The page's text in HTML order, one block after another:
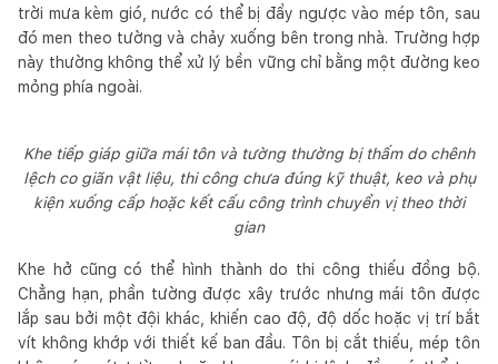
trời mưa kèm gió, nước có thể bị đẩy ngược vào mép tôn, sau
đó men theo tường và chảy xuống bên trong nhà. Trường hợp
này thường không thể xử lý bền vững chỉ bằng một đường keo
mỏng phía ngoài.
Khe tiếp giáp giữa mái tôn và tường thường bị thấm do chênh
lệch co giãn vật liệu, thi công chưa đúng kỹ thuật, keo và phụ
kiện xuống cấp hoặc kết cấu công trình chuyển vị theo thời
gian
Khe hở cũng có thể hình thành do thi công thiếu đồng bộ.
Chẳng hạn, phần tường được xây trước nhưng mái tôn được
lắp sau bởi một đội khác, khiến cao độ, độ dốc hoặc vị trí bắt
vít không khớp với thiết kế ban đầu. Tôn bị cắt thiếu, mép tôn